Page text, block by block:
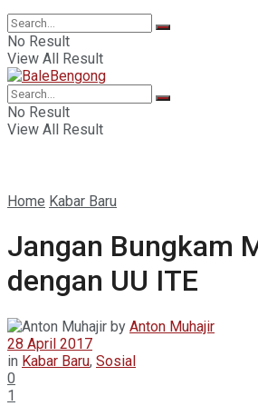
No Result
View All Result
No Result
View All Result
Home Kabar Baru
Jangan Bungkam
dengan UU ITE
by Anton Muhajir
28 April 2017
in Kabar Baru, Sosial
0
1